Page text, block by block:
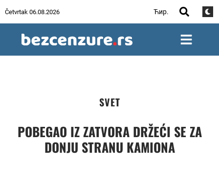
Četvrtak 06.08.2026 Ћир.
SVET
POBEGAO IZ ZATVORA DRŽEĆI SE ZA
DONJU STRANU KAMIONA